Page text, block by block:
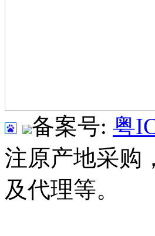
备案号: 粤
注原产地采购
及代理等。